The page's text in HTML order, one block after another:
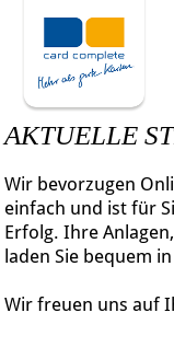
Stellenangebote
Wie bewerbe
AKTUELLE
Wir bevorzugen
einfach und ist für
Erfolg. Ihre
laden Sie bequem
Wir freuen uns auf